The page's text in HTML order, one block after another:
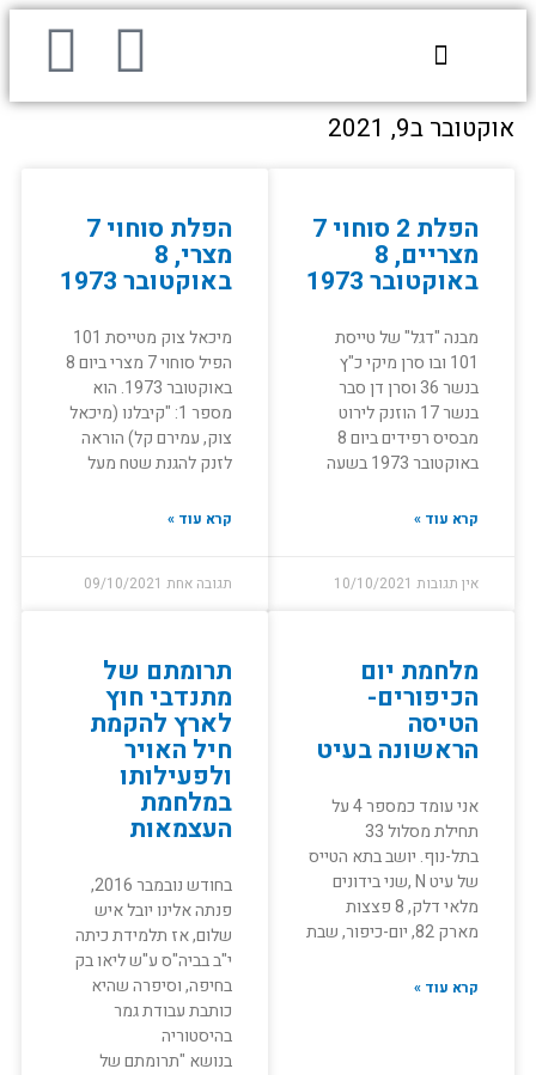
דילוג
F
a
e
b
o
o
k
Y
o
u
אוקטובר ב9, 2021
הפלת 2 סוחוי 7
מצריים, 8
באוקטובר 1973
מבנה "דגל" של טייסת
101 ובו סרן מיקי כ"ץ
בנשר 36 וסרן דן סבר
בנשר 17 הוזנק לירוט
מבסיס רפידים ביום 8
באוקטובר 1973 בשעה
קרא עוד »
אין תגובות 10/10/2021
הפלת סוחוי 7
מצרי, 8
באוקטובר 1973
מיכאל צוק מטייסת 101
הפיל סוחוי 7 מצרי ביום 8
באוקטובר 1973. הוא
מספר 1: "קיבלנו (מיכאל
צוק, עמירם קל) הוראה
לזנק להגנת שטח מעל
קרא עוד »
תגובה אחת 09/10/2021
מלחמת יום
הכיפורים-
הטיסה
הראשונה בעיט
אני עומד כמספר 4 על
תחילת מסלול 33
בתל-נוף. יושב בתא הטייס
של עיט N ,שני בידונים
מלאי דלק, 8 פצצות
מארק 82, יום-כיפור, שבת
קרא עוד »
תרומתם של
מתנדבי חוץ
לארץ להקמת
חיל האויר
ולפעילותו
במלחמת
העצמאות
בחודש נובמבר 2016,
פנתה אלינו יובל איש
שלום, אז תלמידת כיתה
י"ב בביה"ס ע"ש ליאו בק
בחיפה, וסיפרה שהיא
כותבת עבודת גמר
בהיסטוריה
בנושא "תרומתם של